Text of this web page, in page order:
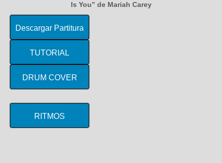
Is You” de Mariah Carey
Descargar Partitura
TUTORIAL
DRUM COVER
RITMOS